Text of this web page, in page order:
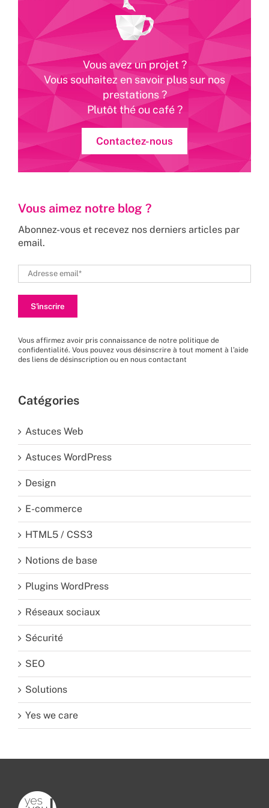
Vous avez un projet ?
Vous souhaitez en savoir plus sur nos
prestations ?
Plutôt thé ou café ?
Contactez-nous
Vous aimez notre blog ?
Abonnez-vous et recevez nos derniers articles par
email.
Vous affirmez avoir pris connaissance de notre politique de
confidentialité. Vous pouvez vous désinscrire à tout moment à l’aide
des liens de désinscription ou en nous contactant
Catégories
Astuces Web
Astuces WordPress
Design
E-commerce
HTML5 / CSS3
Notions de base
Plugins WordPress
Réseaux sociaux
Sécurité
SEO
Solutions
Yes we care